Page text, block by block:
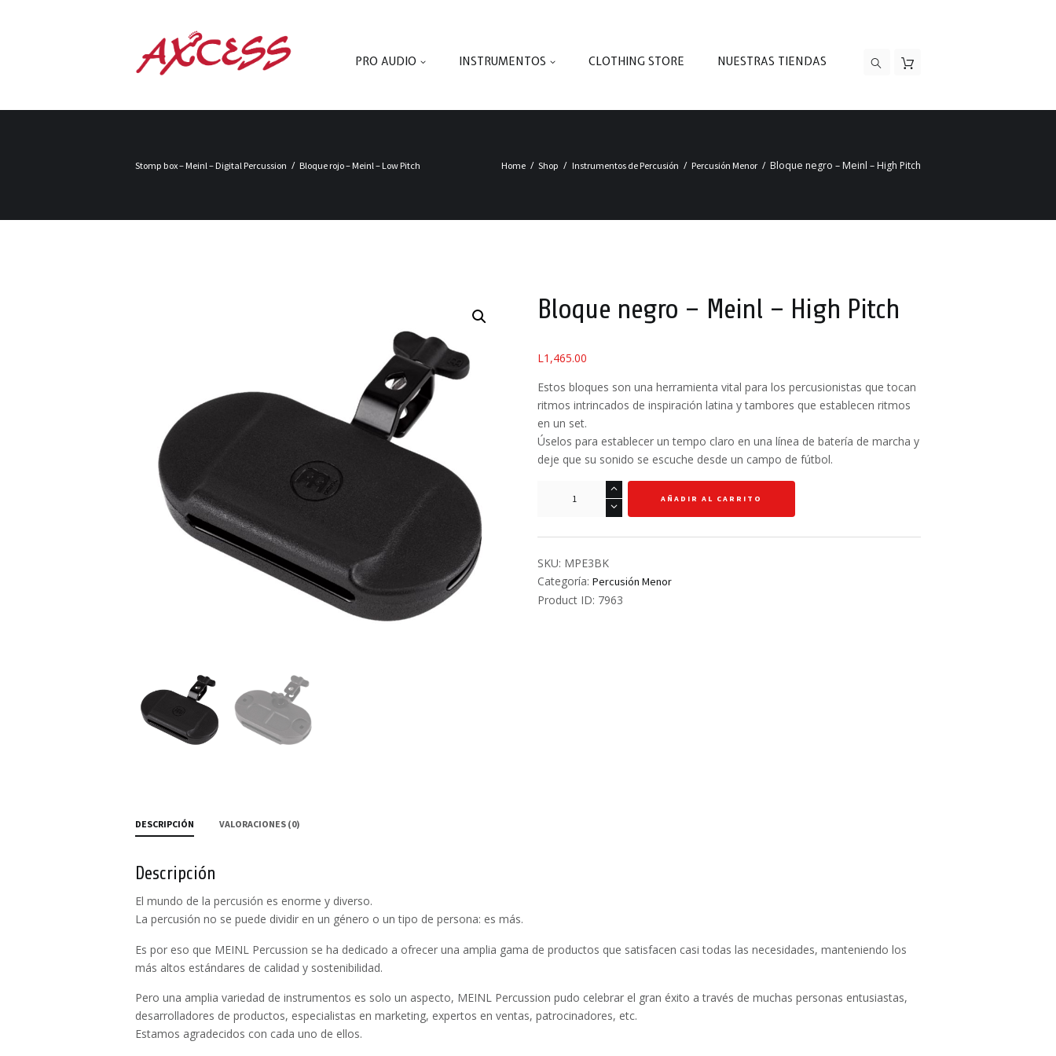
PRO AUDIO INSTRUMENTOS CLOTHING STORE NUESTRAS TIENDAS
Stomp box – Meinl – Digital Percussion Bloque rojo – Meinl – Low Pitch Home Shop Instrumentos de Percusión Percusión Menor Bloque negro – Meinl – High Pitch
Bloque negro – Meinl – High Pitch
L1,465.00
Estos bloques son una herramienta vital para los percusionistas que tocan
ritmos intrincados de inspiración latina y tambores que establecen ritmos
en un set.
Úselos para establecer un tempo claro en una línea de batería de marcha y
deje que su sonido se escuche desde un campo de fútbol.
-
High
Pitch
AÑADIR AL CARRITO
SKU: MPE3BK
Categoría: Percusión Menor
Product ID: 7963
DESCRIPCIÓN VALORACIONES (0)
Descripción
El mundo de la percusión es enorme y diverso.
La percusión no se puede dividir en un género o un tipo de persona: es más.
Es por eso que MEINL Percussion se ha dedicado a ofrecer una amplia gama de productos que satisfacen casi todas las necesidades, manteniendo los
más altos estándares de calidad y sostenibilidad.
Pero una amplia variedad de instrumentos es solo un aspecto, MEINL Percussion pudo celebrar el gran éxito a través de muchas personas entusiastas,
desarrolladores de productos, especialistas en marketing, expertos en ventas, patrocinadores, etc.
Estamos agradecidos con cada uno de ellos.